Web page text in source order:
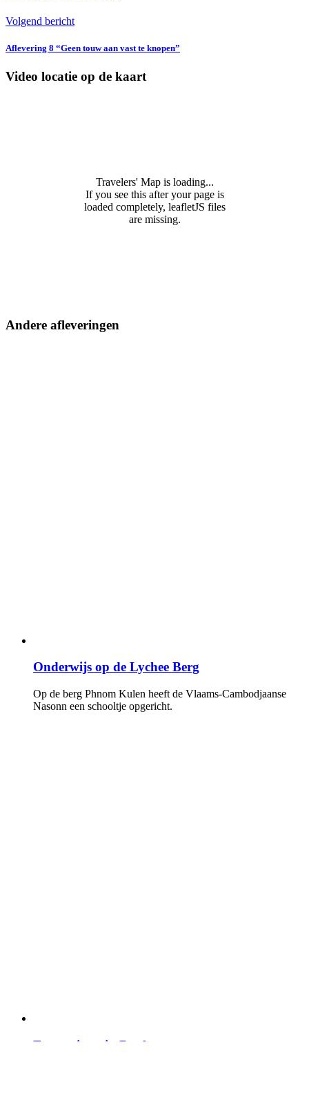
Volgend bericht
Aflevering 8 “Geen touw aan vast te knopen”
Video locatie op de kaart
Travelers' Map is loading...
If you see this after your page is
loaded completely, leafletJS files
are missing.
Andere afleveringen
Onderwijs op de Lychee Berg
Op de berg Phnom Kulen heeft de Vlaams-Cambodjaanse
Nasonn een schooltje opgericht.
Ecotoerisme in Banlung